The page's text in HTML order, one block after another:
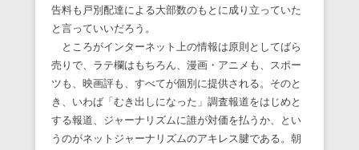
告料も戸別配達による大部数のもとに成り立っていた
と言っていいだろう。
ところがインターネット上の情報は原則としてばら
売りで、ラテ欄はもちろん、漫画・アニメも、スポー
ツも、映画評も、すべてが個別に提供される。そのと
き、いわば「むき出しになった」調査報道をはじめと
する報道、ジャーナリズムに誰が対価を払うか、とい
うのがネットジャーナリズムのアキレス腱である。朝